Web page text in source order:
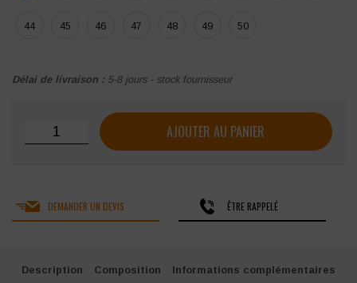
44 45 46 47 48 49 50
Délai de livraison : 5-8 jours - stock fournisseur
quantité de Rangers Magnum Centurion 8.0 SZ 1 zip
AJOUTER AU PANIER
DEMANDER UN DEVIS ÊTRE RAPPELÉ
Description Composition Informations complémentaires